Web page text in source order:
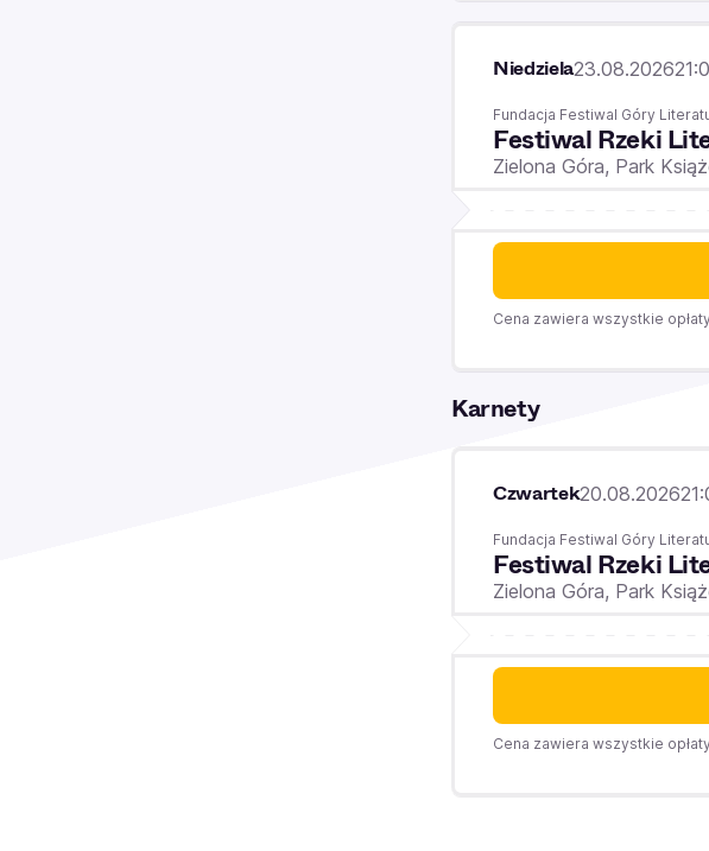
Niedziela23.08.2026
Fundacja Festiwal Góry
Festiwal Rzeki
Zielona Góra, Park
Cena zawiera wszystkie
Karnety
Czwartek20.08.2026
Fundacja Festiwal Góry
Festiwal Rzeki
Zielona Góra, Park
Cena zawiera wszystkie